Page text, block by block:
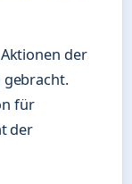
der
gebracht.
für
der